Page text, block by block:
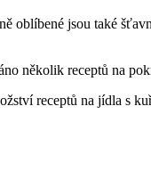
oblíbené jsou také
několik receptů na
receptů na jídla s